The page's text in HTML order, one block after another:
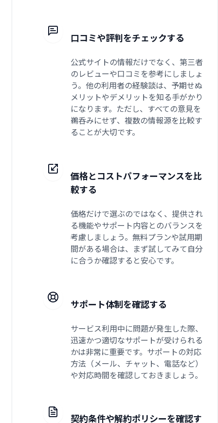
口コミや評判をチェックする
公式サイトの情報だけでなく、第三者
のレビューや口コミを参考にしましょ
う。他の利用者の経験談は、予期せぬ
メリットやデメリットを知る手がかり
になります。ただし、すべての意見を
鵜呑みにせず、複数の情報源を比較す
ることが大切です。
価格とコストパフォーマンスを比
較する
価格だけで選ぶのではなく、提供され
る機能やサポート内容とのバランスを
考慮しましょう。無料プランや試用期
間がある場合は、まず試してみて自分
に合うか確認すると安心です。
サポート体制を確認する
サービス利用中に問題が発生した際、
迅速かつ適切なサポートが受けられる
かは非常に重要です。サポートの対応
方法（メール、チャット、電話など）
や対応時間を確認しておきましょう。
契約条件や解約ポリシーを確認す